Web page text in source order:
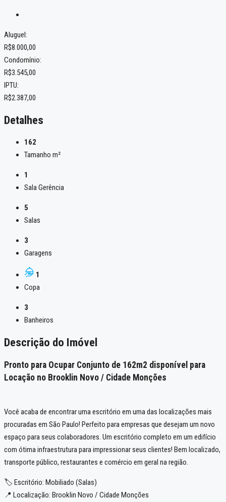
Aluguel:
R$8.000,00
Condomínio:
R$3.545,00
IPTU:
R$2.387,00
Detalhes
162
Tamanho m²
1
Sala Gerência
5
Salas
3
Garagens
1
Copa
3
Banheiros
Descrição do Imóvel
Pronto para Ocupar Conjunto de 162m2 disponível para
Locação no Brooklin Novo / Cidade Monções
Você acaba de encontrar uma escritório em uma das localizações mais
procuradas em São Paulo! Perfeito para empresas que desejam um novo
espaço para seus colaboradores. Um escritório completo em um edifício
com ótima infraestrutura para impressionar seus clientes! Bem localizado,
transporte público, restaurantes e comércio em geral na região.
🏷️ Escritório: Mobiliado (Salas)
📍 Localização: Brooklin Novo / Cidade Monções